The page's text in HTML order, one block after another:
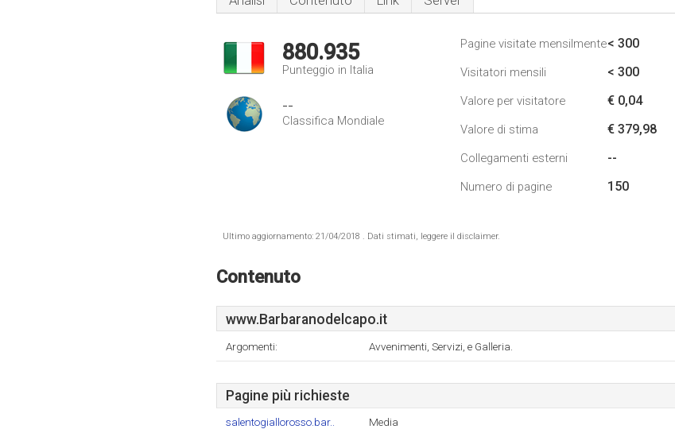
880.935
Punteggio in Italia
--
Classifica Mondiale
Pagine visitate mensilmente< 300
Visitatori mensili < 300
Valore per visitatore € 0,04
Valore di stima € 379,98
Collegamenti esterni --
Numero di pagine 150
Ultimo aggiornamento: 21/04/2018 . Dati stimati, leggere il disclaimer.
Contenuto
www.Barbaranodelcapo.it
Argomenti: Avvenimenti, Servizi, e Galleria.
Pagine più richieste
salentogiallorosso.bar.. Media